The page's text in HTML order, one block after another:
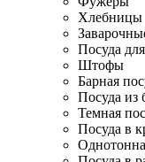
Хлебницы
Посуда
Штофы
Барная
Посуда из
Темная
Посуда в